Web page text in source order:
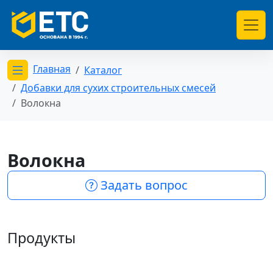
Открыть меню категорий
Главная
Каталог
Добавки для сухих строительных смесей
Волокна
Волокна
Задать вопрос
Продукты